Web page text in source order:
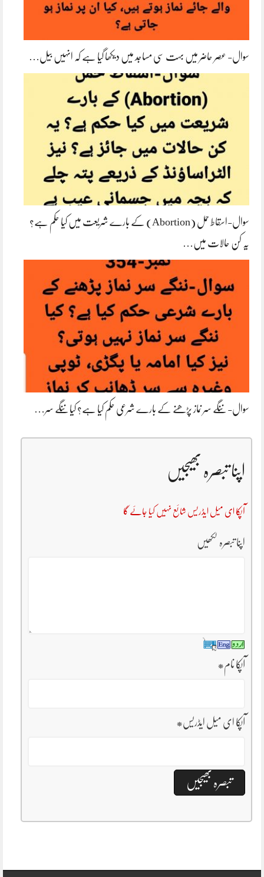
سوال- عصر حاضر میں بہت سی مساجد میں دیکھا گیا ہے کہ انہیں بیل…
سوال-اسقاط حمل (Abortion) کے بارے شریعت میں کیا حکم ہے؟
یہ کن حالات میں…
سوال- ننگے سر نماز پڑھنے کے بارے شرعی حکم کیا ہے؟ کیا ننگے سر…
اپنا تبصرہ بھیجیں
آپکا ای میل ایڈریس شائع نہیں کیا جائے گا
اپنا تبصرہ لکھیں
آپکا نام*
آپکا ای میل ایڈریس*